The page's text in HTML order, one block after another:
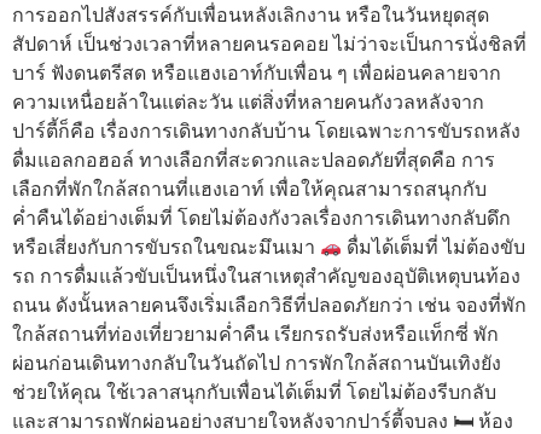
การออกไปสังสรรค์กับเพื่อนหลังเลิกงาน หรือในวันหยุดสุด
สัปดาห์ เป็นช่วงเวลาที่หลายคนรอคอย ไม่ว่าจะเป็นการนั่งชิลที่
บาร์ ฟังดนตรีสด หรือแฮงเอาท์กับเพื่อน ๆ เพื่อผ่อนคลายจาก
ความเหนื่อยล้าในแต่ละวัน แต่สิ่งที่หลายคนกังวลหลังจาก
ปาร์ตี้ก็คือ เรื่องการเดินทางกลับบ้าน โดยเฉพาะการขับรถหลัง
ดื่มแอลกอฮอล์ ทางเลือกที่สะดวกและปลอดภัยที่สุดคือ การ
เลือกที่พักใกล้สถานที่แฮงเอาท์ เพื่อให้คุณสามารถสนุกกับ
ค่ำคืนได้อย่างเต็มที่ โดยไม่ต้องกังวลเรื่องการเดินทางกลับดึก
หรือเสี่ยงกับการขับรถในขณะมึนเมา
ดื่มได้เต็มที่ ไม่ต้องขับ
รถ การดื่มแล้วขับเป็นหนึ่งในสาเหตุสำคัญของอุบัติเหตุบนท้อง
ถนน ดังนั้นหลายคนจึงเริ่มเลือกวิธีที่ปลอดภัยกว่า เช่น จองที่พัก
ใกล้สถานที่ท่องเที่ยวยามค่ำคืน เรียกรถรับส่งหรือแท็กซี่ พัก
ผ่อนก่อนเดินทางกลับในวันถัดไป การพักใกล้สถานบันเทิงยัง
ช่วยให้คุณ ใช้เวลาสนุกกับเพื่อนได้เต็มที่ โดยไม่ต้องรีบกลับ
และสามารถพักผ่อนอย่างสบายใจหลังจากปาร์ตี้จบลง 🛏 ห้อง